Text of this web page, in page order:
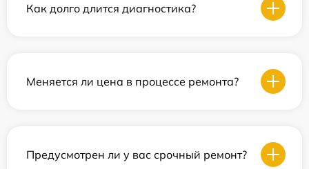
Как долго длится диагностика?
Меняется ли цена в процессе ремонта?
Предусмотрен ли у вас срочный ремонт?